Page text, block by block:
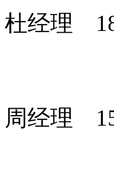
杜经理
周经理